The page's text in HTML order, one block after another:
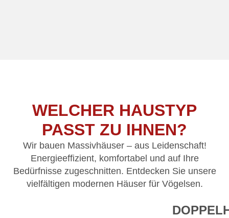
WELCHER HAUSTYP
PASST ZU IHNEN?
Wir bauen Massivhäuser – aus Leidenschaft!
Energieeffizient, komfortabel und auf Ihre
Bedürfnisse zugeschnitten. Entdecken Sie unsere
vielfältigen modernen Häuser für Vögelsen.